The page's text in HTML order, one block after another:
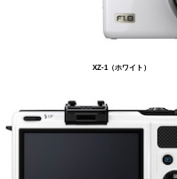
XZ-1（ホワイト）